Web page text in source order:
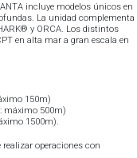
incluye modelos únicos en
La unidad complementa
y ORCA. Los distintos
en alta mar a gran escala en
150m)
máximo 500m)
1500m).
operaciones con